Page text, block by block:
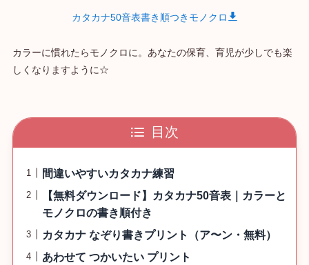
カタカナ50音表書き順つきモノクロ
カラーに慣れたらモノクロに。あなたの保育、育児が少しでも楽
しくなりますように☆
目次
間違いやすいカタカナ練習
【無料ダウンロード】カタカナ50音表｜カラーと
モノクロの書き順付き
カタカナ なぞり書きプリント（ア〜ン・無料）
あわせて つかいたい プリント